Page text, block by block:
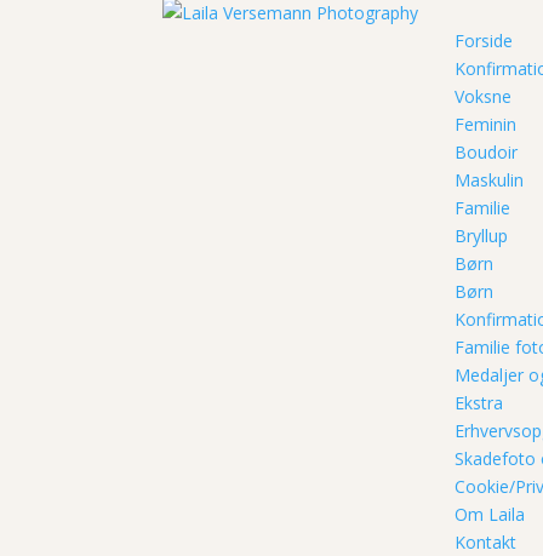
Forside
Voksne
Feminin
Boudoir
Maskulin
Familie
Bryllup
Børn
Børn
Familie
Medaljer
Ekstra
Skadefoto
Cookie/
Om Laila
Kontakt